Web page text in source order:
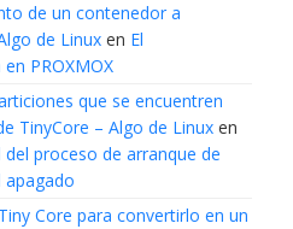
de un contenedor a
de Linuxen El
PROXMOX
que se encuentren
TinyCore – Algo de Linuxen
proceso de arranque de
apagado
Core para convertirlo en un